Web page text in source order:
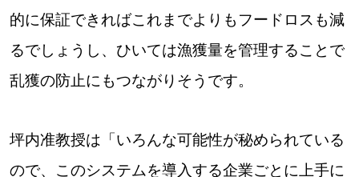
的に保証できればこれまでよりもフードロスも減
るでしょうし、ひいては漁獲量を管理することで
乱獲の防止にもつながりそうです。
坪内准教授は「いろんな可能性が秘められている
ので、このシステムを導入する企業ごとに上手に